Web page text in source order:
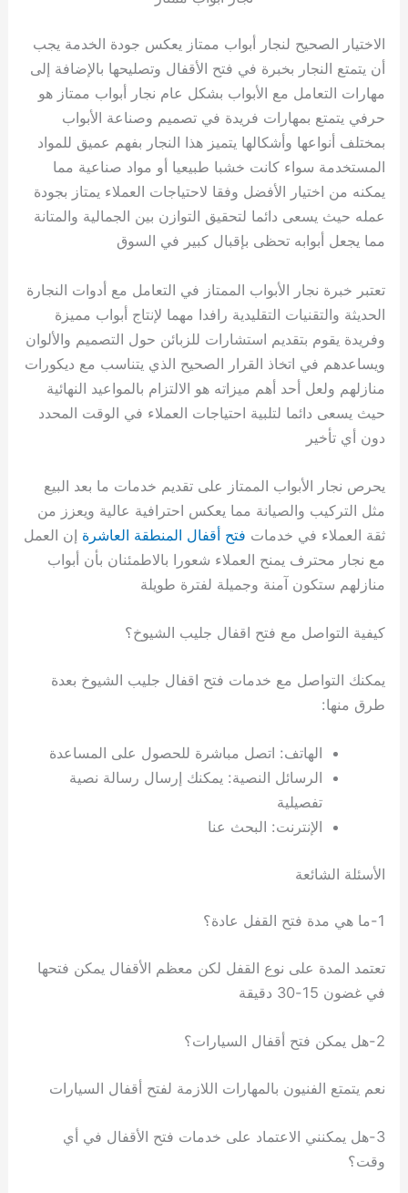
الاختيار الصحيح لنجار أبواب ممتاز يعكس جودة الخدمة يجب
أن يتمتع النجار بخبرة في فتح الأقفال وتصليحها بالإضافة إلى
مهارات التعامل مع الأبواب بشكل عام نجار أبواب ممتاز هو
حرفي يتمتع بمهارات فريدة في تصميم وصناعة الأبواب
بمختلف أنواعها وأشكالها يتميز هذا النجار بفهم عميق للمواد
المستخدمة سواء كانت خشبا طبيعيا أو مواد صناعية مما
يمكنه من اختيار الأفضل وفقا لاحتياجات العملاء يمتاز بجودة
عمله حيث يسعى دائما لتحقيق التوازن بين الجمالية والمتانة
مما يجعل أبوابه تحظى بإقبال كبير في السوق
تعتبر خبرة نجار الأبواب الممتاز في التعامل مع أدوات النجارة
الحديثة والتقنيات التقليدية رافدا مهما لإنتاج أبواب مميزة
وفريدة يقوم بتقديم استشارات للزبائن حول التصميم والألوان
ويساعدهم في اتخاذ القرار الصحيح الذي يتناسب مع ديكورات
منازلهم ولعل أحد أهم ميزاته هو الالتزام بالمواعيد النهائية
حيث يسعى دائما لتلبية احتياجات العملاء في الوقت المحدد
دون أي تأخير
يحرص نجار الأبواب الممتاز على تقديم خدمات ما بعد البيع
مثل التركيب والصيانة مما يعكس احترافية عالية ويعزز من
ثقة العملاء في خدمات فتح أقفال المنطقة العاشرة إن العمل
مع نجار محترف يمنح العملاء شعورا بالاطمئنان بأن أبواب
منازلهم ستكون آمنة وجميلة لفترة طويلة
كيفية التواصل مع فتح اقفال جليب الشيوخ؟
يمكنك التواصل مع خدمات فتح اقفال جليب الشيوخ بعدة
طرق منها:
الهاتف: اتصل مباشرة للحصول على المساعدة
الرسائل النصية: يمكنك إرسال رسالة نصية
تفصيلية
الإنترنت: البحث عنا
الأسئلة الشائعة
1-ما هي مدة فتح القفل عادة؟
تعتمد المدة على نوع القفل لكن معظم الأقفال يمكن فتحها
في غضون 15-30 دقيقة
2-هل يمكن فتح أقفال السيارات؟
نعم يتمتع الفنيون بالمهارات اللازمة لفتح أقفال السيارات
3-هل يمكنني الاعتماد على خدمات فتح الأقفال في أي
وقت؟